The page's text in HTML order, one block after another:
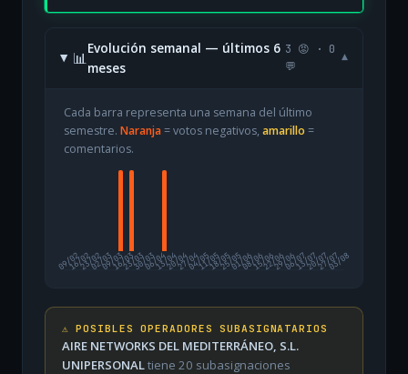
📊
Evolución semanal — últimos 6
meses
3 😡 · 0
💬
▾
Cada barra representa una semana del último
semestre. Naranja= votos negativos, amarillo =
comentarios.
09/02
16/0223/0202/0309/0316/0323/0330/0306/0413/0420/0427/0404/0511/0518/0525/0501/0608/0615/0622/0629/0606/0713/0720/0727/07
03/08
⚠️ POSIBLES OPERADORES SUBASIGNATARIOS
AIRE NETWORKS DEL MEDITERRÁNEO, S.L.
UNIPERSONALtiene 20 subasignaciones